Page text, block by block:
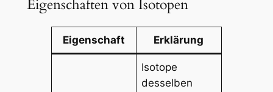
Eigenschaften von Isotopen
Eigenschaft Erklärung
Isotope
desselben